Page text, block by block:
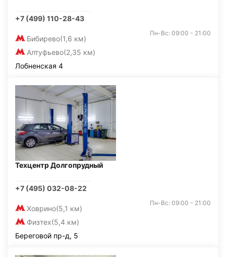
+7 (499) 110-28-43
Бибирево(1,6 км)
Алтуфьево(2,35 км)
Пн-Вс: 09:00 - 21:00
Лобненская 4
Техцентр Долгопрудный
+7 (495) 032-08-22
Ховрино(5,1 км)
Физтех(5,4 км)
Пн-Вс: 09:00 - 21:00
Береговой пр-д, 5